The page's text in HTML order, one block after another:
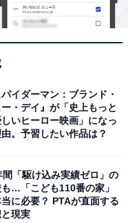
パイダーマン：ブランド・
・デイ』が「史上もっと
しいヒーロー映画」になっ
。予習したい作品は？
間「駆け込み実績ゼロ」の
…「こども110番の家」
に必要？ PTAが直面する
現実